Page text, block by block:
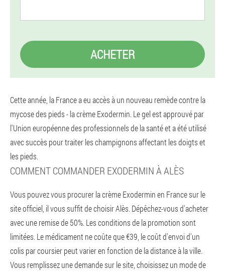
ACHETER
Cette année, la France a eu accès à un nouveau remède contre la
mycose des pieds - la crème Exodermin. Le gel est approuvé par
l'Union européenne des professionnels de la santé et a été utilisé
avec succès pour traiter les champignons affectant les doigts et
les pieds.
COMMENT COMMANDER EXODERMIN À ALÈS
Vous pouvez vous procurer la crème Exodermin en France sur le
site officiel, il vous suffit de choisir Alès. Dépêchez-vous d'acheter
avec une remise de 50%. Les conditions de la promotion sont
limitées. Le médicament ne coûte que €39, le coût d'envoi d'un
colis par coursier peut varier en fonction de la distance à la ville.
Vous remplissez une demande sur le site, choisissez un mode de